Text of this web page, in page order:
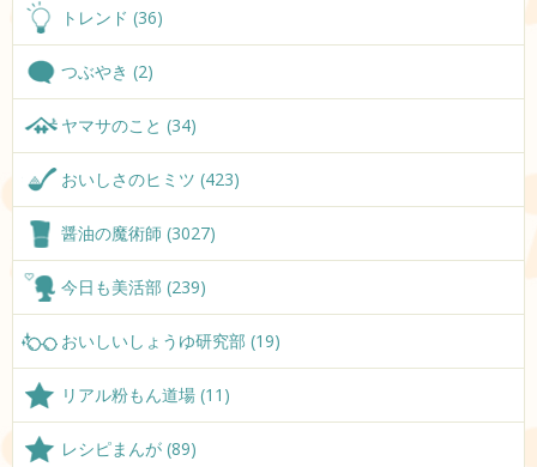
トレンド (36)
つぶやき (2)
ヤマサのこと (34)
おいしさのヒミツ (423)
醤油の魔術師 (3027)
今日も美活部 (239)
おいしいしょうゆ研究部 (19)
リアル粉もん道場 (11)
レシピまんが (89)